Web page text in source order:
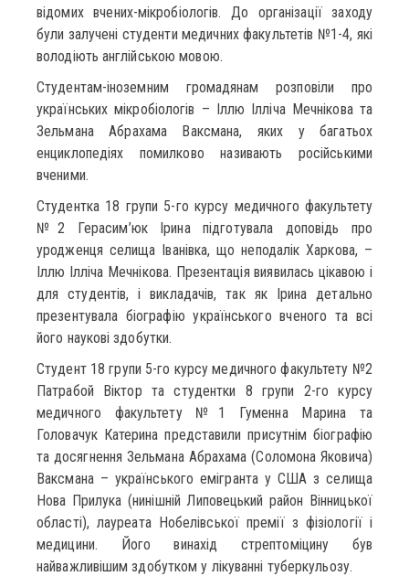
відомих вчених-мікробіологів. До організації заходу
були залучені студенти медичних факультетів №1-4, які
володіють англійською мовою.
Студентам-іноземним громадянам розповіли про
українських мікробіологів – Іллю Ілліча Мечнікова та
Зельмана Абрахама Ваксмана, яких у багатьох
енциклопедіях помилково називають російськими
вченими.
Студентка 18 групи 5-го курсу медичного факультету
№2 Герасим’юк Ірина підготувала доповідь про
уродженця селища Іванівка, що неподалік Харкова, –
Іллю Ілліча Мечнікова. Презентація виявилась цікавою і
для студентів, і викладачів, так як Ірина детально
презентувала біографію українського вченого та всі
його наукові здобутки.
Студент 18 групи 5-го курсу медичного факультету №2
Патрабой Віктор та студентки 8 групи 2-го курсу
медичного факультету №1 Гуменна Марина та
Головачук Катерина представили присутнім біографію
та досягнення Зельмана Абрахама (Соломона Яковича)
Ваксмана – українського емігранта у США з селища
Нова Прилука (нинішній Липовецький район Вінницької
області), лауреата Нобелівської премії з фізіології і
медицини. Його винахід стрептоміцину був
найважливішим здобутком у лікуванні туберкульозу.